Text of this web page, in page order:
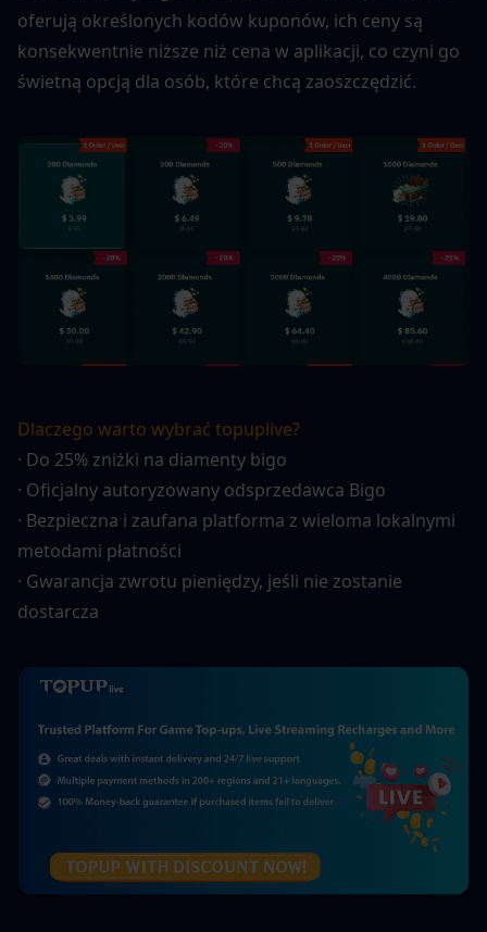
oferują określonych kodów kuponów, ich ceny są
konsekwentnie niższe niż cena w aplikacji, co czyni go
świetną opcją dla osób, które chcą zaoszczędzić.
Dlaczego warto wybrać topuplive?
· Do 25% zniżki na diamenty bigo
· Oficjalny autoryzowany odsprzedawca Bigo
· Bezpieczna i zaufana platforma z wieloma lokalnymi
metodami płatności
· Gwarancja zwrotu pieniędzy, jeśli nie zostanie
dostarcza